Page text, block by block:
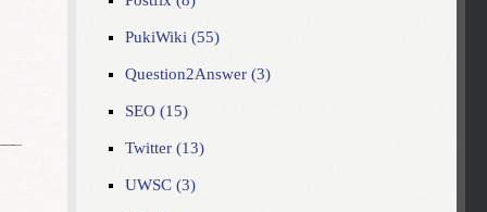
PukiWiki (55)
Question2Answer (3)
SEO (15)
Twitter (13)
UWSC (3)